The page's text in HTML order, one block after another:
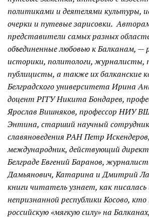
политиками и деятелями культуры,
очерки и путевые зарисовки.
представители самых разных
объединенные любовью к Балканам, —
историки, политологи, журналисты,
публицисты, а также их балканские
Белградского университета Ирина
доцент РГГУ Никита Бондарев,
Ярослав Вишняков, профессор НИУ
Энтина, старший научный
славяноведения РАН Петр
международник, действующий
Белграде Евгений Баранов,
Дамьянович, Катарина и Дмитрий
книги читатель узнает, как
непризнанной республики Косово,
российскую «мягкую силу» на